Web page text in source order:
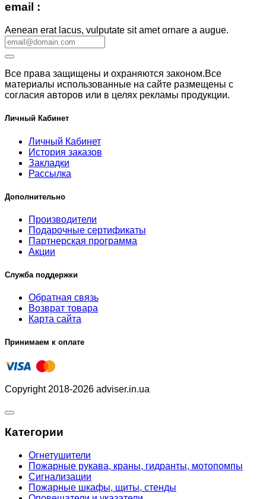
email :
Aenean erat lacus, vulputate sit amet ornare a augue.
Все права защищены и охраняются законом.Все
материалы использованные на сайте размещены с
согласия авторов или в целях рекламы продукции.
Личный Кабинет
Личный Кабинет
История заказов
Закладки
Рассылка
Дополнительно
Производители
Подарочные сертификаты
Партнерская программа
Акции
Служба поддержки
Обратная связь
Возврат товара
Карта сайта
Принимаем к оплате
Copyright 2018-2026 adviser.in.ua
Категории
Огнетушители
Пожарные рукава, краны, гидранты, мотопомпы
Сигнализации
Пожарные шкафы, щиты, стенды